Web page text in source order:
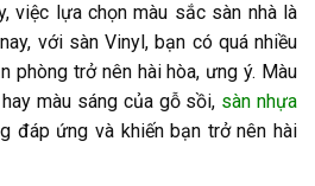
việc lựa chọn màu sắc sàn nhà là
với sàn Vinyl, bạn có quá nhiều
phòng trở nên hài hòa, ưng ý. Màu
màu sáng của gỗ sồi, sàn nhựa
đáp ứng và khiến bạn trở nên hài